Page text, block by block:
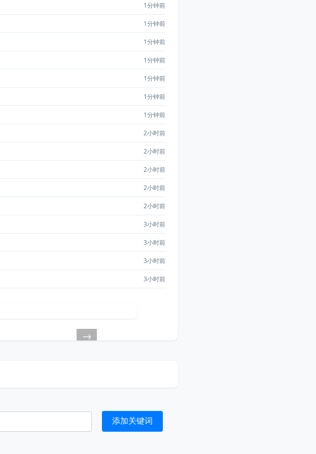
1分钟前
1分钟前
1分钟前
1分钟前
1分钟前
1分钟前
1分钟前
2小时前
2小时前
2小时前
2小时前
2小时前
3小时前
3小时前
3小时前
3小时前
→
添加关键词